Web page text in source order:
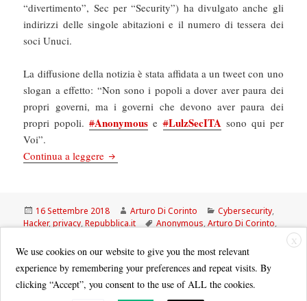
“divertimento”, Sec per “Security”) ha divulgato anche gli
indirizzi delle singole abitazioni e il numero di tessera dei
soci Unuci.
La diffusione della notizia è stata affidata a un tweet con uno
slogan a effetto: “Non sono i popoli a dover aver paura dei
propri governi, ma i governi che devono aver paura dei
propri popoli.#Anonymous e#LulzSecITAsono qui per
Voi”.
Continua a leggere La Repubblica: Anonymous torna a colpire:
Scritto
il
16 Settembre 2018 Autore
Arturo Di Corinto Categorie
Cybersecurity,
Hacker,privacy,Repubblica.it Tag
Anonymous,Arturo Di Corinto,
X
We use cookies on our website to give you the most relevant
experience by remembering your preferences and repeat visits. By
clicking “Accept”, you consent to the use of ALL the cookies.